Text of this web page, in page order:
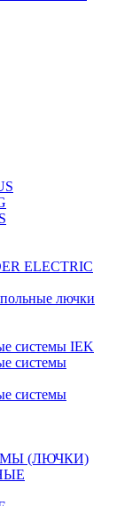
ELECTRIC
лючки
системы IEK
системы
системы
(ЛЮЧКИ)